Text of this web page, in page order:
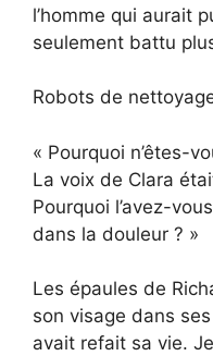
l’homme qui aurait
seulement battu
Robots de
« Pourquoi n’êtes-
La voix de Clara
Pourquoi l’avez-
dans la douleur ? »
Les épaules de
son visage dans
avait refait sa vie.